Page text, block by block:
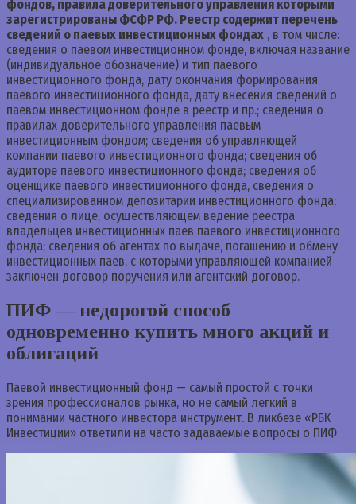
фондов, правила доверительного управления которыми
зарегистрированы ФСФР РФ. Реестр содержит перечень
сведений о паевых инвестиционных фондах , в том числе:
сведения о паевом инвестиционном фонде, включая название
(индивидуальное обозначение) и тип паевого
инвестиционного фонда, дату окончания формирования
паевого инвестиционного фонда, дату внесения сведений о
паевом инвестиционном фонде в реестр и пр.; сведения о
правилах доверительного управления паевым
инвестиционным фондом; сведения об управляющей
компании паевого инвестиционного фонда; сведения об
аудиторе паевого инвестиционного фонда; сведения об
оценщике паевого инвестиционного фонда, сведения о
специализированном депозитарии инвестиционного фонда;
сведения о лице, осуществляющем ведение реестра
владельцев инвестиционных паев паевого инвестиционного
фонда; сведения об агентах по выдаче, погашению и обмену
инвестиционных паев, с которыми управляющей компанией
заключен договор поручения или агентский договор.
ПИФ — недорогой способ
одновременно купить много акций и
облигаций
Паевой инвестиционный фонд — самый простой с точки
зрения профессионалов рынка, но не самый легкий в
понимании частного инвестора инструмент. В ликбезе «РБК
Инвестиции» ответили на часто задаваемые вопросы о ПИФ